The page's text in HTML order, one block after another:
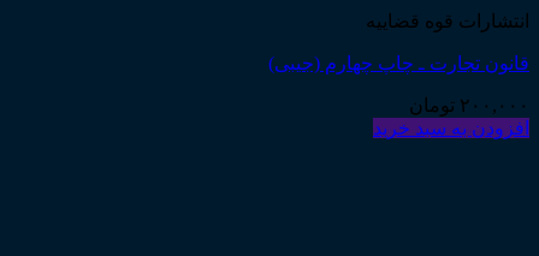
انتشارات قوه قضاییه
قانون تجارت ـ چاپ چهارم (جیبی)
۲۰۰,۰۰۰ تومان
افزودن به سبد خرید